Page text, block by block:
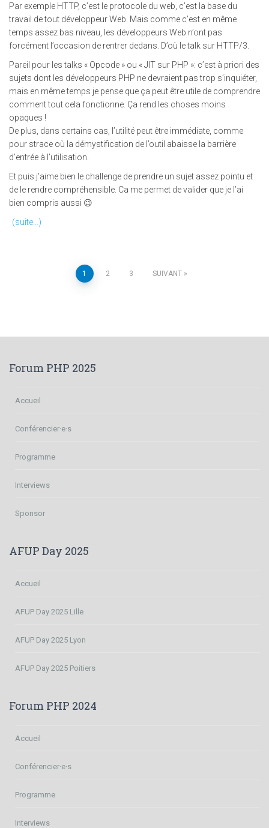
Par exemple HTTP, c’est le protocole du web, c’est la base du
travail de tout développeur Web. Mais comme c’est en même
temps assez bas niveau, les développeurs Web n’ont pas
forcément l’occasion de rentrer dedans. D’où le talk sur HTTP/3.
Pareil pour les talks « Opcode » ou « JIT sur PHP »: c’est à priori des
sujets dont les développeurs PHP ne devraient pas trop s’inquiéter,
mais en même temps je pense que ça peut être utile de comprendre
comment tout cela fonctionne. Ça rend les choses moins
opaques !
De plus, dans certains cas, l’utilité peut être immédiate, comme
pour strace où la démystification de l’outil abaisse la barrière
d’entrée à l’utilisation.
Et puis j’aime bien le challenge de prendre un sujet assez pointu et
de le rendre compréhensible. Ca me permet de valider que je l’ai
bien compris aussi 😉
(suite…)
Navigation
articles
1 2 3 SUIVANT
Forum PHP 2025
Accueil
Conférencier·e·s
Programme
Interviews
Sponsor
AFUP Day 2025
Accueil
AFUP Day 2025 Lille
AFUP Day 2025 Lyon
AFUP Day 2025 Poitiers
Forum PHP 2024
Accueil
Conférencier·e·s
Programme
Interviews